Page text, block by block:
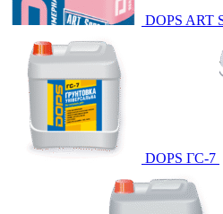
DOPS ART
DOPS ГС-7